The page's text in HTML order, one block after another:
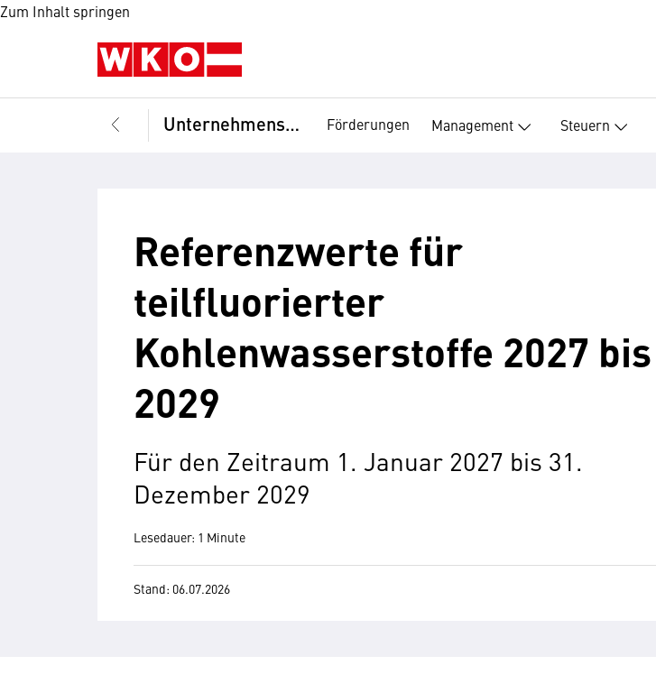
Zum Inhalt springen
Unternehmensführung Förderungen Management Steuern
Referenzwerte für
teilfluorierter
Kohlenwasserstoffe 2027 bis
2029
Für den Zeitraum 1. Januar 2027 bis 31.
Dezember 2029
Lesedauer: 1 Minute
Stand: 06.07.2026